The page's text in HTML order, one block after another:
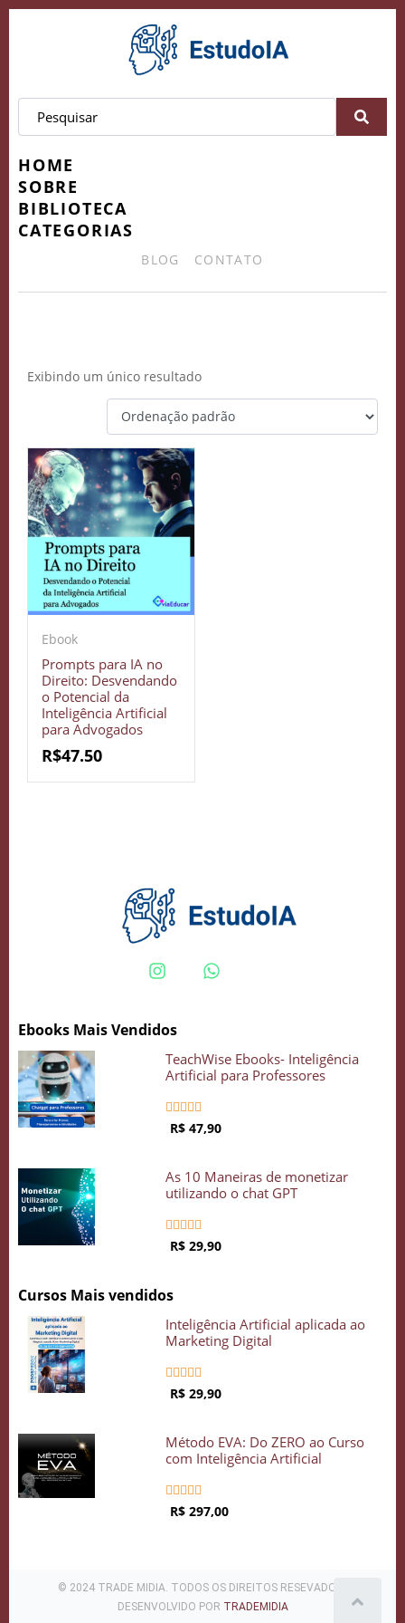
HOME
SOBRE
BIBLIOTECA
CATEGORIAS
BLOG CONTATO
Exibindo um único resultado
Ebook
Prompts para IA no
Direito: Desvendando
o Potencial da
Inteligência Artificial
para Advogados
R$47.50
Ebooks Mais Vendidos
TeachWise Ebooks- Inteligência
Artificial para Professores
    
R$ 47,90
As 10 Maneiras de monetizar
utilizando o chat GPT
    
R$ 29,90
Cursos Mais vendidos
Inteligência Artificial aplicada ao
Marketing Digital
    
R$ 29,90
Método EVA: Do ZERO ao Curso
com Inteligência Artificial
    
R$ 297,00
© 2024 TRADE MIDIA. TODOS OS DIREITOS RESEVADOS .
DESENVOLVIDO POR TRADEMIDIA
Crie seu Avatar com Inteligência Artificial
COMECE GRÁTIS